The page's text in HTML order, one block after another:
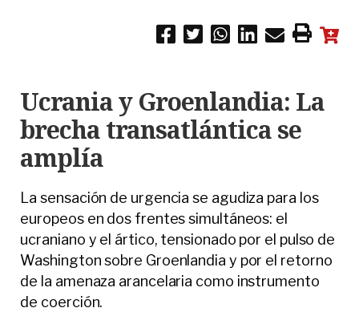
Ucrania y Groenlandia: La
brecha transatlántica se
amplía
La sensación de urgencia se agudiza para los
europeos en dos frentes simultáneos: el
ucraniano y el ártico, tensionado por el pulso de
Washington sobre Groenlandia y por el retorno
de la amenaza arancelaria como instrumento
de coerción.